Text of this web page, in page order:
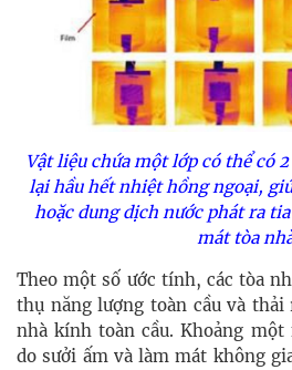
Vật liệu chứa một lớp có thể có
lại hầu hết nhiệt hồng ngoại,
hoặc dung dịch nước phát ra
mát tòa
Theo một số ước tính, các tòa
thụ năng lượng toàn cầu và
nhà kính toàn cầu. Khoảng một
do sưởi ấm và làm mát không